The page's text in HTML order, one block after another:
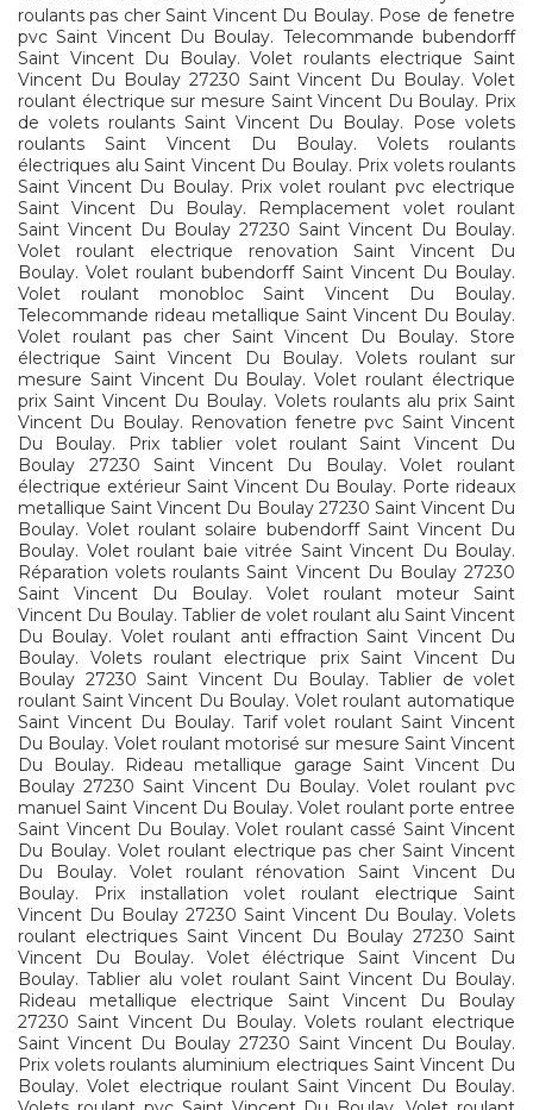
roulants pas cher Saint Vincent Du Boulay. Pose de fenetre
pvc Saint Vincent Du Boulay. Telecommande bubendorff
Saint Vincent Du Boulay. Volet roulants electrique Saint
Vincent Du Boulay 27230 Saint Vincent Du Boulay. Volet
roulant électrique sur mesure Saint Vincent Du Boulay. Prix
de volets roulants Saint Vincent Du Boulay. Pose volets
roulants Saint Vincent Du Boulay. Volets roulants
électriques alu Saint Vincent Du Boulay. Prix volets roulants
Saint Vincent Du Boulay. Prix volet roulant pvc electrique
Saint Vincent Du Boulay. Remplacement volet roulant
Saint Vincent Du Boulay 27230 Saint Vincent Du Boulay.
Volet roulant electrique renovation Saint Vincent Du
Boulay. Volet roulant bubendorff Saint Vincent Du Boulay.
Volet roulant monobloc Saint Vincent Du Boulay.
Telecommande rideau metallique Saint Vincent Du Boulay.
Volet roulant pas cher Saint Vincent Du Boulay. Store
électrique Saint Vincent Du Boulay. Volets roulant sur
mesure Saint Vincent Du Boulay. Volet roulant électrique
prix Saint Vincent Du Boulay. Volets roulants alu prix Saint
Vincent Du Boulay. Renovation fenetre pvc Saint Vincent
Du Boulay. Prix tablier volet roulant Saint Vincent Du
Boulay 27230 Saint Vincent Du Boulay. Volet roulant
électrique extérieur Saint Vincent Du Boulay. Porte rideaux
metallique Saint Vincent Du Boulay 27230 Saint Vincent Du
Boulay. Volet roulant solaire bubendorff Saint Vincent Du
Boulay. Volet roulant baie vitrée Saint Vincent Du Boulay.
Réparation volets roulants Saint Vincent Du Boulay 27230
Saint Vincent Du Boulay. Volet roulant moteur Saint
Vincent Du Boulay. Tablier de volet roulant alu Saint Vincent
Du Boulay. Volet roulant anti effraction Saint Vincent Du
Boulay. Volets roulant electrique prix Saint Vincent Du
Boulay 27230 Saint Vincent Du Boulay. Tablier de volet
roulant Saint Vincent Du Boulay. Volet roulant automatique
Saint Vincent Du Boulay. Tarif volet roulant Saint Vincent
Du Boulay. Volet roulant motorisé sur mesure Saint Vincent
Du Boulay. Rideau metallique garage Saint Vincent Du
Boulay 27230 Saint Vincent Du Boulay. Volet roulant pvc
manuel Saint Vincent Du Boulay. Volet roulant porte entree
Saint Vincent Du Boulay. Volet roulant cassé Saint Vincent
Du Boulay. Volet roulant electrique pas cher Saint Vincent
Du Boulay. Volet roulant rénovation Saint Vincent Du
Boulay. Prix installation volet roulant electrique Saint
Vincent Du Boulay 27230 Saint Vincent Du Boulay. Volets
roulant electriques Saint Vincent Du Boulay 27230 Saint
Vincent Du Boulay. Volet éléctrique Saint Vincent Du
Boulay. Tablier alu volet roulant Saint Vincent Du Boulay.
Rideau metallique electrique Saint Vincent Du Boulay
27230 Saint Vincent Du Boulay. Volets roulant electrique
Saint Vincent Du Boulay 27230 Saint Vincent Du Boulay.
Prix volets roulants aluminium electriques Saint Vincent Du
Boulay. Volet electrique roulant Saint Vincent Du Boulay.